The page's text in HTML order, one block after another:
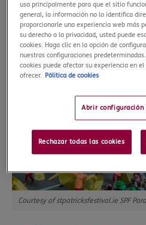
esperan en sus calles. Y si vas con
recomendamos visitar otras
Galway, Cork o el último puerto
Además, encontrarás paisajes
grabado películas y series como
Irlanda en marzo!
Courtesy of stpatricksfestival.ie SPF
usa principalmente para que el sitio
general, la información no lo identifica
proporcionarle una experiencia web más
su derecho a la privacidad, usted puede
cookies. Haga clic en la opción de
nuestras configuraciones
cookies puede afectar su experiencia en
ofrecer.
Pólitica de cookies
Abrir configuración
Rechazar todas las cookies